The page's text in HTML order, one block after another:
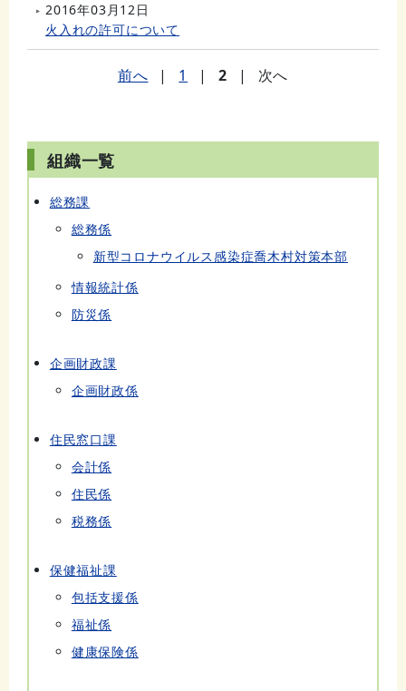
2016年03月12日
火入れの許可について
前へ | 1 | 2 | 次へ
組織一覧
総務課
総務係
新型コロナウイルス感染症喬木村対策本部
情報統計係
防災係
企画財政課
企画財政係
住民窓口課
会計係
住民係
税務係
保健福祉課
包括支援係
福祉係
健康保険係